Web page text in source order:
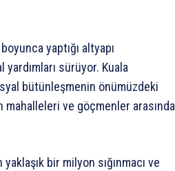
yaptığı altyapı
sürüyor. Kuala
bütünleşmenin önümüzdeki
mahalleleri ve göçmenler arasında
bir milyon sığınmacı ve